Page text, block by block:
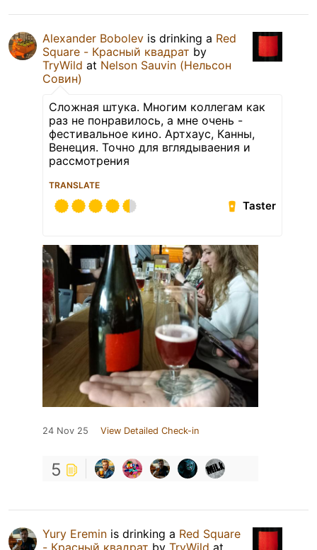
Alexander Bobolev is drinking a Red
Square - Красный квадрат by
TryWild at Nelson Sauvin (Нельсон
Совин)
Сложная штука. Многим коллегам как
раз не понравилось, а мне очень -
фестивальное кино. Артхаус, Канны,
Венеция. Точно для вглядываения и
рассмотрения
TRANSLATE
Taster
24 Nov 25 View Detailed Check-in
5
Yury Eremin is drinking a Red Square
- Красный квадрат by TryWild at